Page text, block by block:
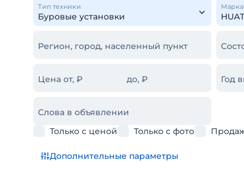
Тип техники Марка
Регион, город, населенный пункт
Цена от, ₽ до, ₽ Год
Слова в объявлении
Только с ценой
Только с фото
Дополнительные параметры